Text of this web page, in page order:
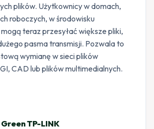
plików. Użytkownicy w domach,
roboczych, w środowisku
teraz przesyłać większe pliki,
pasma transmisji. Pozwala to
wymianę w sieci plików
CAD lub plików multimedialnych.
TP-LINK